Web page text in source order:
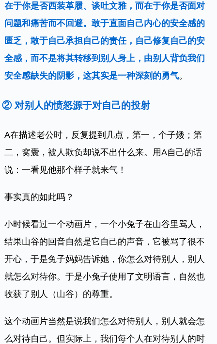
在于你是否西装革履、谈吐文雅，而在于你是否面对
问题和痛苦而不回避。敢于直面自己内心的安全感的
匮乏，敢于自己承担自己的责任，自己修复自己的安
全感，而不是将其转移到别人身上，由别人背负我们
安全感缺失的阴影，这其实是一种深刻的勇气。
② 对别人的愤怒源于对自己的投射
A在描述老公时，反复提到几点，第一，个子矮；第
二，窝囊，被人欺负却说不出什么来。用A自己的话
说：一看见他那个样子就来气！
事实真的如此吗？
小时候看过一个动画片，一个小兔子在山谷里骂人，
结果山谷的回音自然是它自己的声音，它被骂了很不
开心，于是兔子妈妈告诉她，你怎么对待别人，别人
就怎么对待你。于是小兔子使用了文明语言，自然也
收获了别人（山谷）的尊重。
这个动画片当然是说我们怎么对待别人，别人就会怎
么对待自己。但实际上，我们每个人在对待别人的时